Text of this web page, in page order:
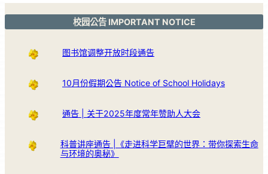
校园公告 IMPORTANT NOTICE
图书馆调整开放时段通告
10月份假期公告 Notice of School Holidays
通告 | 关于2025年度常年赞助人大会
科普讲座通告 |《走进科学巨擘的世界：带你探索生命
与环境的奥秘》